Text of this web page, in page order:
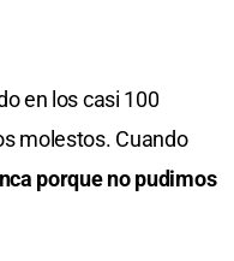
en los casi 100
molestos. Cuando
porque no pudimos